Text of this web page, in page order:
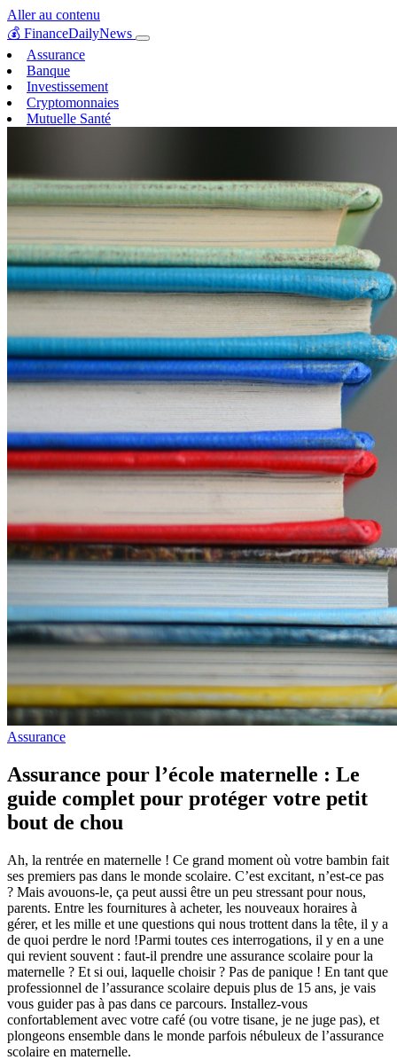
Aller au contenu
💰 FinanceDailyNews
Assurance
Banque
Investissement
Cryptomonnaies
Mutuelle Santé
Assurance
Assurance pour l’école maternelle : Le
guide complet pour protéger votre petit
bout de chou
Ah, la rentrée en maternelle ! Ce grand moment où votre bambin fait
ses premiers pas dans le monde scolaire. C’est excitant, n’est-ce pas
? Mais avouons-le, ça peut aussi être un peu stressant pour nous,
parents. Entre les fournitures à acheter, les nouveaux horaires à
gérer, et les mille et une questions qui nous trottent dans la tête, il y a
de quoi perdre le nord !Parmi toutes ces interrogations, il y en a une
qui revient souvent : faut-il prendre une assurance scolaire pour la
maternelle ? Et si oui, laquelle choisir ? Pas de panique ! En tant que
professionnel de l’assurance scolaire depuis plus de 15 ans, je vais
vous guider pas à pas dans ce parcours. Installez-vous
confortablement avec votre café (ou votre tisane, je ne juge pas), et
plongeons ensemble dans le monde parfois nébuleux de l’assurance
scolaire en maternelle.